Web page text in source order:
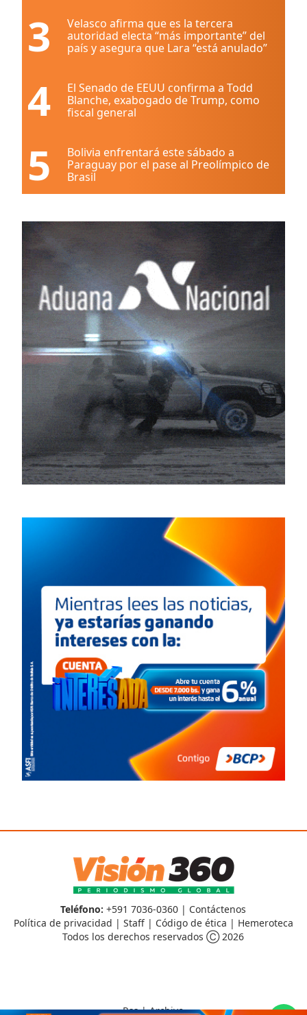
3
Velasco afirma que es la tercera
autoridad electa “más importante” del
país y asegura que Lara “está anulado”
4
El Senado de EEUU confirma a Todd
Blanche, exabogado de Trump, como
fiscal general
5
Bolivia enfrentará este sábado a
Paraguay por el pase al Preolímpico de
Brasil
Teléfono: +591 7036-0360 | Contáctenos
Política de privacidad | Staff| Código de ética | Hemeroteca
Todos los derechos reservados Ⓒ 2026
Rss|Archivo